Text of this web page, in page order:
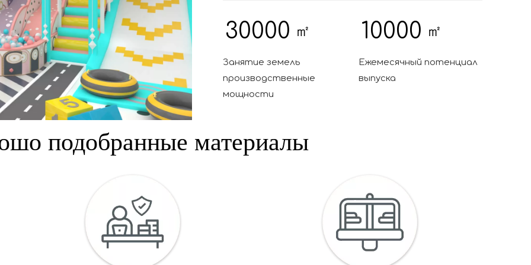
30000 ㎡
Занятие земель
производственные
мощности
10000 ㎡
Ежемесячный потенциал
выпуска
подобранные материалы